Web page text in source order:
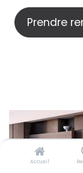
Accueil
Prendre